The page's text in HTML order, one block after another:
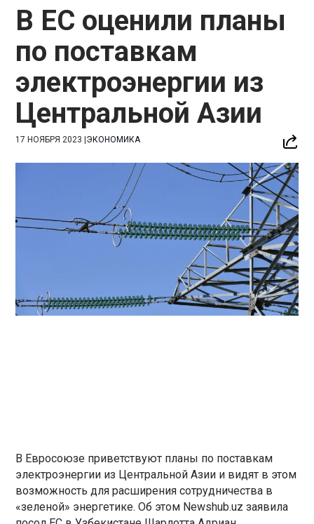
В ЕС оценили планы
по поставкам
электроэнергии из
Центральной Азии
17 НОЯБРЯ 2023 |ЭКОНОМИКА
В Евросоюзе приветствуют планы по поставкам
электроэнергии из Центральной Азии и видят в этом
возможность для расширения сотрудничества в
«зеленой» энергетике. Об этом Newshub.uz заявила